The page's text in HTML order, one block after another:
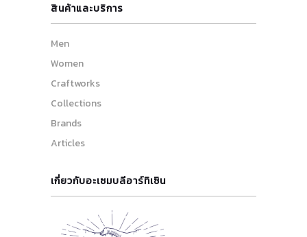
สินค้าและบริการ
Men
Women
Craftworks
Collections
Brands
Articles
เกี่ยวกับอะเซมบลีอาร์ทิเซิน